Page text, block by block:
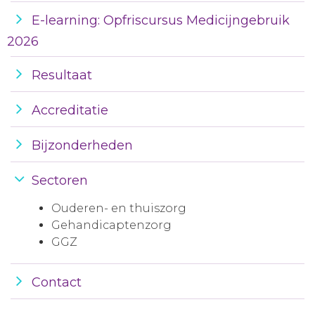
E-learning: Opfriscursus Medicijngebruik
2026
Resultaat
Accreditatie
Bijzonderheden
Sectoren
Ouderen- en thuiszorg
Gehandicaptenzorg
GGZ
Contact